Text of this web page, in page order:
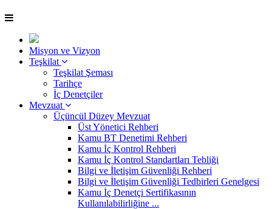
Misyon ve Vizyon
Teşkilat
Teşkilat Şeması
Tarihçe
İç Denetçiler
Mevzuat
Üçüncül Düzey Mevzuat
Üst Yönetici Rehberi
Kamu BT Denetimi Rehberi
Kamu İç Kontrol Rehberi
Kamu İç Kontrol Standartları Tebliği
Bilgi ve İletişim Güvenliği Rehberi
Bilgi ve İletişim Güvenliği Tedbirleri Genelgesi
Kamu İç Denetçi Sertifikasının
Kullanılabilirliğine ...